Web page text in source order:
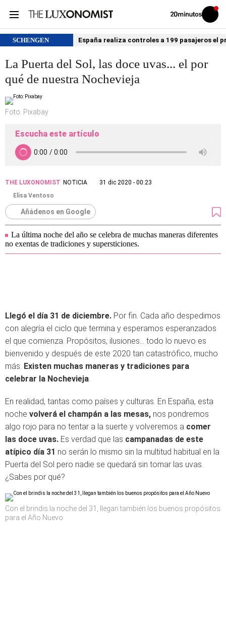
Volver
Iniciar
sesión
SCHENGEN España realiza controles a 199 pasajeros el
La Puerta del Sol, las doce uvas... el por
qué de nuestra Nochevieja
Foto: Pixabay
Escucha este artículo
THE LUXONOMIST NOTICIA
31 dic 2020 - 00:23
Elisa Ventoso
Añádenos en Google
La última noche del año se celebra de muchas maneras diferentes
no exentas de tradiciones y supersticiones.
Llegó el día 31 de diciembre. Por fin. Cada año despedimos
con alegría el ciclo que termina y esperamos esperanzados
el que comienza. Propósitos, ilusiones... todo lo nuevo es
bienvenido y después de este 2020 tan catastrófico, mucho
más. Existen muchas maneras y tradiciones para
celebrar la Nochevieja.
En realidad, tantas como países y culturas. En España, esta
noche volverá el champán a las mesas, nos pondremos
algo rojo para no tentar a la suerte y volveremos a comer
las doce uvas. Es verdad que las campanadas de este
atípico día 31 no serán lo mismo sin la multitud habitual en la
Puerta del Sol pero nadie se quedará sin tomar las uvas.
¿Sabes por qué?
Con el brindis la noche del 31, llegan también los buenos propósitos
para el Año Nuevo